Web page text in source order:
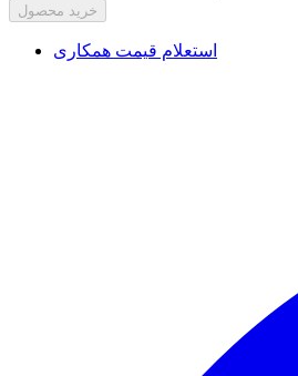
خرید محصول
استعلام قیمت همکاری